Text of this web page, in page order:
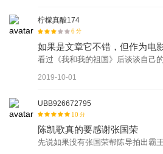
晓。方敏遍寻高远，不得其踪迹。
遇。高远却不能相认。一个人沉默
静一动之间，是彼此真挚却无法延
冲散了高远和方敏。那一刻，方敏
次相遇，也是最后的告别，高远的
敏在电视里才得知高远的死讯。 和
的无名英雄，他们是这个国家坚强
柠檬真酸174
6 分
如果是文章它不错，但作为
看过《我和我的祖国》后谈谈自己
间轴的记录手法分7个片段，视角比
接去写女排姑娘训练的故事，写神
身的故事，而是从观众，旁观者，
是故事主角的眼睛去描述这段历史
2019-10-01
UBB926672795
10 分
陈凯歌真的要感谢张国荣
先说如果没有张国荣帮陈导拍出霸